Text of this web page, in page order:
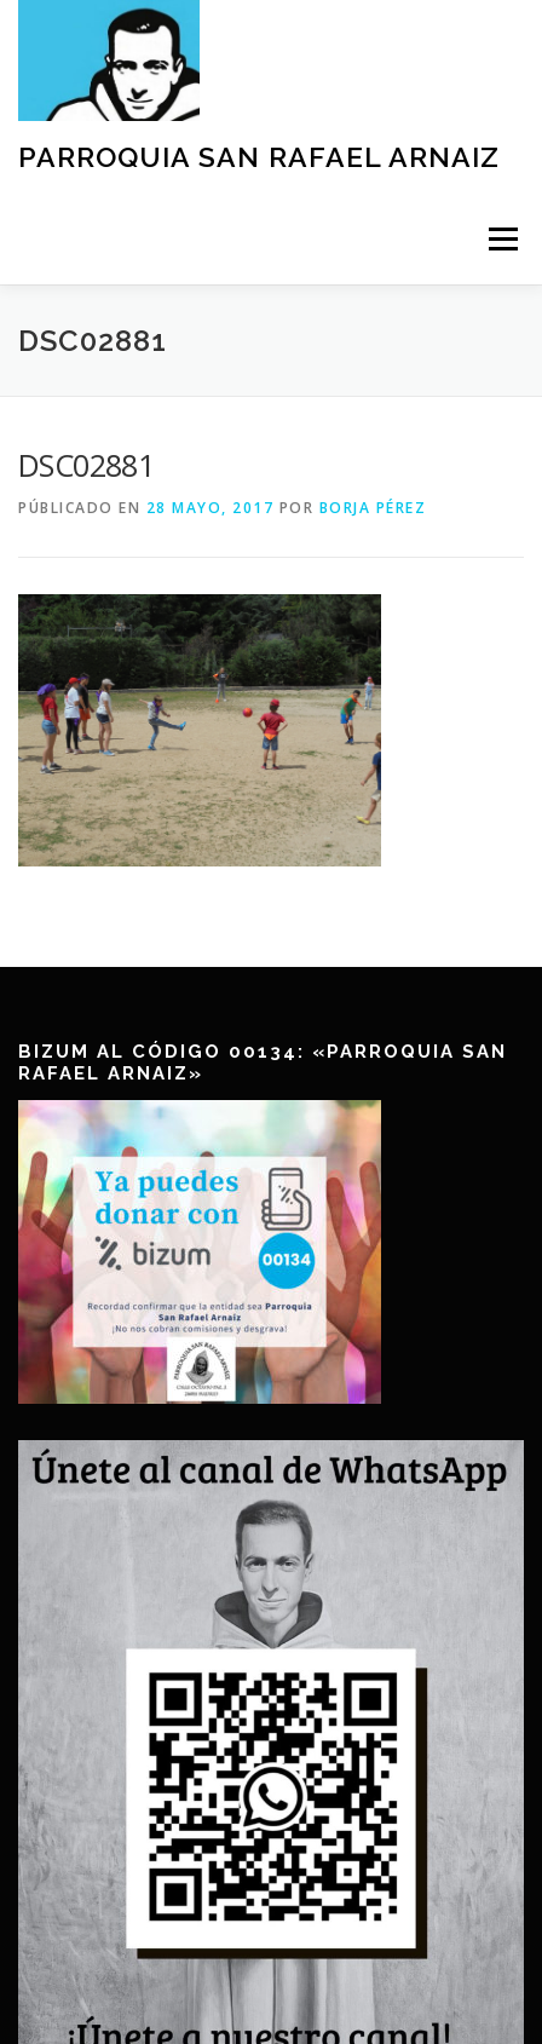
PARROQUIA SAN RAFAEL ARNAIZ
Menú
NUESTRA PARROQUIA
TEXTOS Y DOCUMENTOS
DSC02881
DSC02881
PÚBLICADO EN 28 MAYO, 2017 POR BORJA PÉREZ
BIZUM AL CÓDIGO 00134: «PARROQUIA SAN
RAFAEL ARNAIZ»